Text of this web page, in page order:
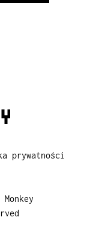
prywatności